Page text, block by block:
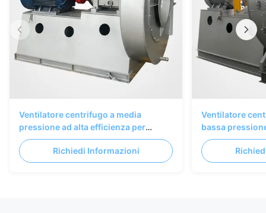
Ventilatore centrifugo a media
pressione ad alta efficienza per
sistemi di ventilazione industriale e
raccolta polveriRichiedi Informazioni
Ventilatore
bassa
per